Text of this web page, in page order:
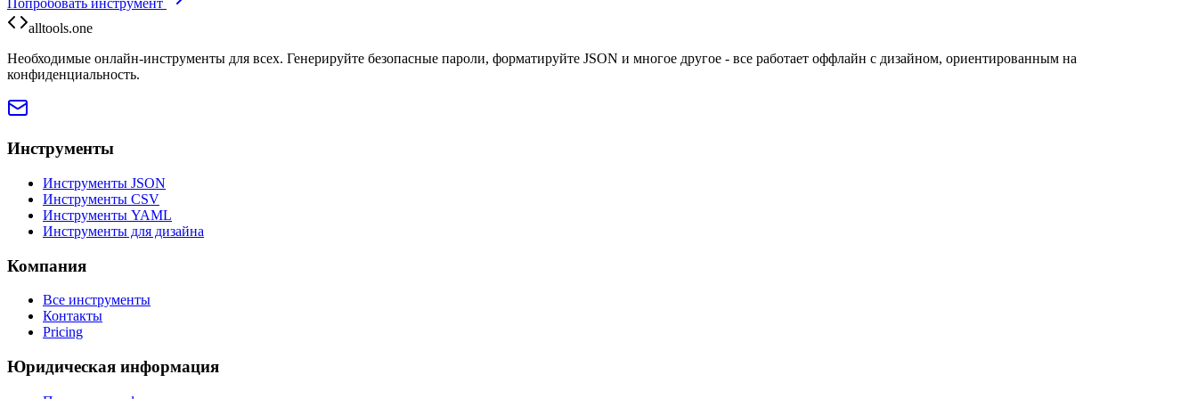
Попробовать инструмент
alltools.one
Необходимые онлайн-инструменты для всех. Генерируйте безопасные пароли, форматируйте JSON и многое другое - все работает оффлайн с дизайном, ориентированным на
конфиденциальность.
Инструменты
Инструменты JSON
Инструменты CSV
Инструменты YAML
Инструменты для дизайна
Компания
Все инструменты
Контакты
Pricing
Юридическая информация